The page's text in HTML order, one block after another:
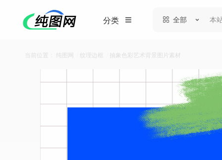
分类 全部
当前位置： 纯图网 纹理边框 抽象色彩艺术背景图片素材